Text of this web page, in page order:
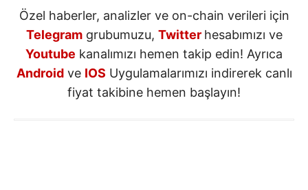
Özel haberler, analizler ve on-chain verileri için
Telegramgrubumuzu, Twitter hesabımızı ve
Youtube kanalımızı hemen takip edin! Ayrıca
Androidve IOS Uygulamalarımızı indirerek canlı
fiyat takibine hemen başlayın!